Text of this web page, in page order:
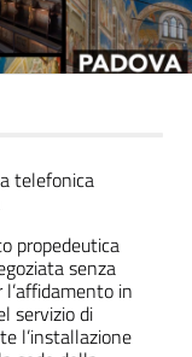
telefonica
propedeutica
senza
l’affidamento in
servizio di
l’installazione